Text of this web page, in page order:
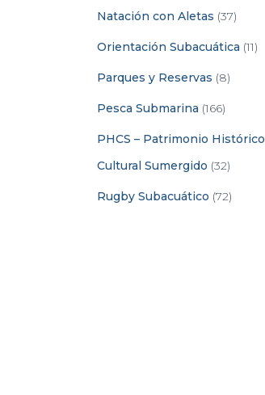
Natación con Aletas (37)
Orientación Subacuática (11)
Parques y Reservas (8)
Pesca Submarina (166)
PHCS – Patrimonio Histórico
Cultural Sumergido (32)
Rugby Subacuático (72)